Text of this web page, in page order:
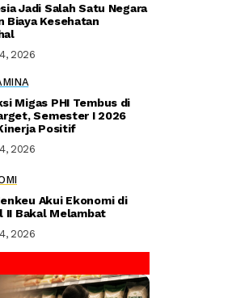
Jadi Salah Satu Negara
Biaya Kesehatan
2026
Migas PHI Tembus di
Semester I 2026
Positif
2026
Akui Ekonomi di
II Bakal Melambat
2026